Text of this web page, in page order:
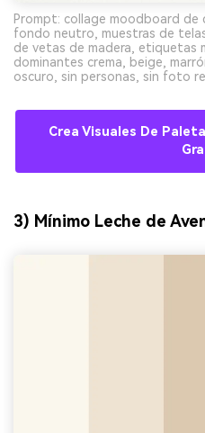
Prompt: collage moodboard
fondo neutro, muestras de
de vetas de madera, etiquetas
dominantes crema, beige,
oscuro, sin personas, sin foto
Crea Visuales De
3) Mínimo Leche de